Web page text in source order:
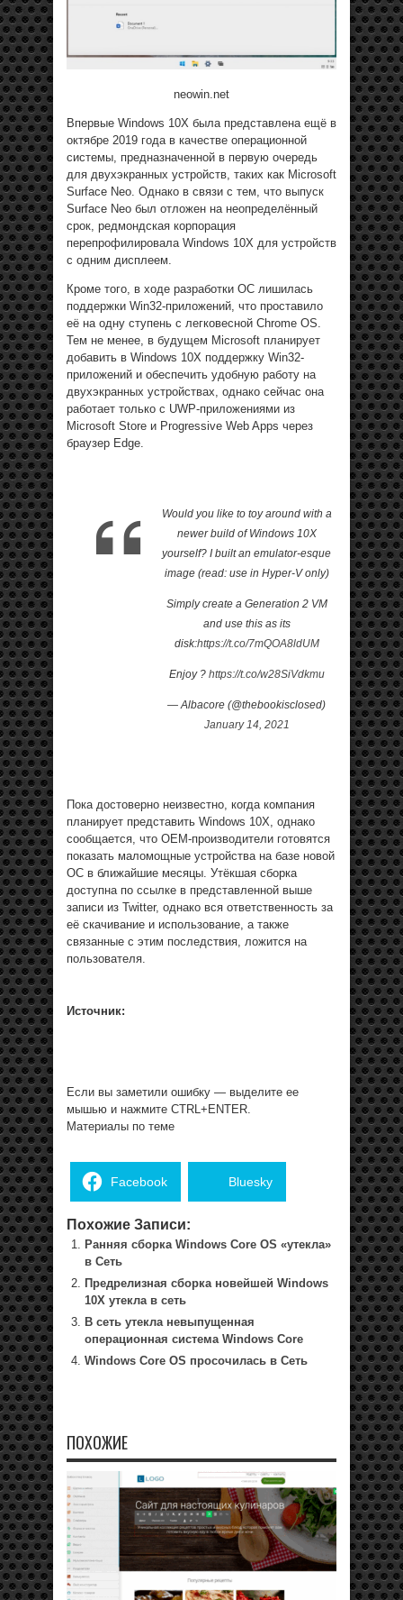
neowin.net
Впервые Windows 10X была представлена ещё в
октябре 2019 года в качестве операционной
системы, предназначенной в первую очередь
для двухэкранных устройств, таких как Microsoft
Surface Neo. Однако в связи с тем, что выпуск
Surface Neo был отложен на неопределённый
срок, редмондская корпорация
перепрофилировала Windows 10X для устройств
с одним дисплеем.
Кроме того, в ходе разработки ОС лишилась
поддержки Win32-приложений, что проставило
её на одну ступень с легковесной Chrome OS.
Тем не менее, в будущем Microsoft планирует
добавить в Windows 10X поддержку Win32-
приложений и обеспечить удобную работу на
двухэкранных устройствах, однако сейчас она
работает только с UWP-приложениями из
Microsoft Store и Progressive Web Apps через
браузер Edge.
Would you like to toy around with a
newer build of Windows 10X
yourself? I built an emulator-esque
image (read: use in Hyper-V only)
Simply create a Generation 2 VM
and use this as its
disk:https://t.co/7mQOA8ldUM
Enjoy ? https://t.co/w28SiVdkmu
— Albacore (@thebookisclosed)
January 14, 2021
Пока достоверно неизвестно, когда компания
планирует представить Windows 10X, однако
сообщается, что ОЕМ-производители готовятся
показать маломощные устройства на базе новой
ОС в ближайшие месяцы. Утёкшая сборка
доступна по ссылке в представленной выше
записи из Twitter, однако вся ответственность за
её скачивание и использование, а также
связанные с этим последствия, ложится на
пользователя.
Источник:
Если вы заметили ошибку — выделите ее
мышью и нажмите CTRL+ENTER.
Материалы по теме
Facebook Bluesky
Похожие Записи:
Ранняя сборка Windows Core OS «утекла»
в Сеть
Предрелизная сборка новейшей Windows
10X утекла в сеть
В сеть утекла невыпущенная
операционная система Windows Core
Windows Core OS просочилась в Сеть
ПОХОЖИЕ